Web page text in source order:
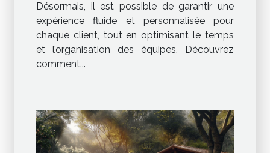
Désormais, il est possible de garantir une
expérience fluide et personnalisée pour
chaque client, tout en optimisant le temps
et l’organisation des équipes. Découvrez
comment...